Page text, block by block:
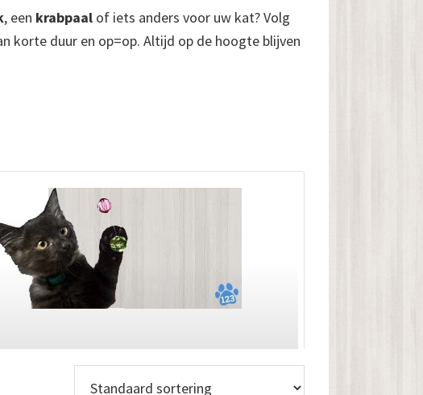
, een krabpaal of iets anders voor uw kat? Volg
korte duur en op=op. Altijd op de hoogte blijven